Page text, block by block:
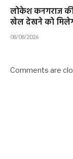
लोकेश कनगराज
खेल देखने को
08/08/2026
Comments are